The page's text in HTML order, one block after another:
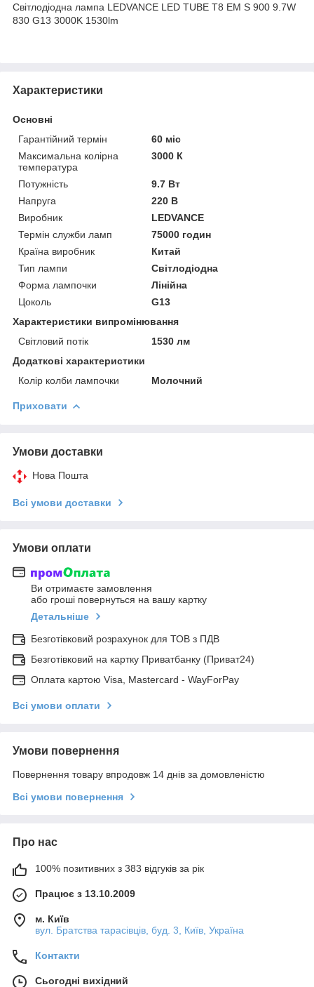
Світлодіодна лампа LEDVANCE LED TUBE T8 EM S 900 9.7W
830 G13 3000K 1530lm
Характеристики
Основні
Гарантійний термін
60 міс
Максимальна колірна
температура
3000 К
Потужність
9.7 Вт
Напруга
220 В
Виробник
LEDVANCE
Термін служби ламп
75000 годин
Країна виробник
Китай
Тип лампи
Світлодіодна
Форма лампочки
Лінійна
Цоколь
G13
Характеристики випромінювання
Світловий потік
1530 лм
Додаткові характеристики
Колір колби лампочки
Молочний
Приховати
Умови доставки
Нова Пошта
Всі умови доставки
Умови оплати
Ви отримаєте замовлення
або гроші повернуться на вашу картку
Детальніше
Безготівковий розрахунок для ТОВ з ПДВ
Безготівковий на картку Приватбанку (Приват24)
Оплата картою Visa, Mastercard - WayForPay
Всі умови оплати
Умови повернення
Повернення товару впродовж 14 днів за домовленістю
Всі умови повернення
Про нас
100% позитивних з 383 відгуків за рік
Працює з 13.10.2009
м. Київ
вул. Братства тарасівців, буд. 3, Київ, Україна
Контакти
Сьогодні вихідний